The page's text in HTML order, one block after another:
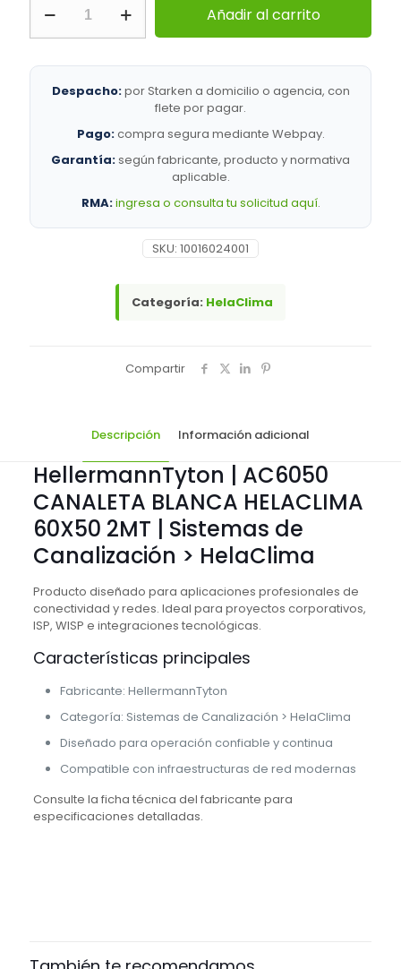
AC6050
BLANCA
HELACLIMA
Sistemas
HelaClima
Añadir al carrito
Despacho:por Starken a domicilio o agencia, con
flete por pagar.
Pago:compra segura mediante Webpay.
Garantía:según fabricante, producto y normativa
aplicable.
RMA:ingresa o consulta tu solicitud aquí.
Categoría: HelaClima
SKU: 10016024001
Compartir
Descripción Información adicional
HellermannTyton | AC6050
CANALETA BLANCA HELACLIMA
60X50 2MT | Sistemas de
Canalización > HelaClima
Producto diseñado para aplicaciones profesionales de
conectividad y redes. Ideal para proyectos corporativos,
ISP, WISP e integraciones tecnológicas.
Características principales
Fabricante: HellermannTyton
Categoría: Sistemas de Canalización > HelaClima
Diseñado para operación confiable y continua
Compatible con infraestructuras de red modernas
Consulte la ficha técnica del fabricante para
especificaciones detalladas.